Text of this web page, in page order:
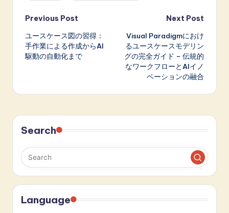
Post
navigation
Previous Post
ユースケース図の習得：
手作業による作成からAI
駆動の自動化まで
Next Post
Visual Paradigmにおけ
るユースケースモデリン
グの完全ガイド – 伝統的
なワークフローとAIイノ
ベーションの融合
Search
Language